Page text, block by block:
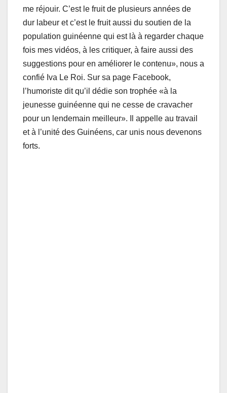
me réjouir. C’est le fruit de plusieurs années de
dur labeur et c’est le fruit aussi du soutien de la
population guinéenne qui est là à regarder chaque
fois mes vidéos, à les critiquer, à faire aussi des
suggestions pour en améliorer le contenu», nous a
confié Iva Le Roi. Sur sa page Facebook,
l’humoriste dit qu’il dédie son trophée «à la
jeunesse guinéenne qui ne cesse de cravacher
pour un lendemain meilleur». Il appelle au travail
et à l’unité des Guinéens, car unis nous devenons
forts.